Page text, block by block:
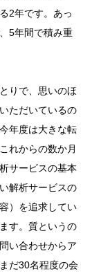
2年です。あっ
5年間で積み重
りで、思いのほ
ただいているの
年度は大きな転
れからの数か月
サービスの基本
解析サービスの
）を追求してい
す。質というの
い合わせからア
だ30名程度の会